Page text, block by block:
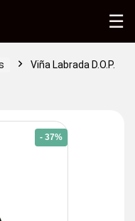
Viña Labrada D.O.P.
- 37%
☰